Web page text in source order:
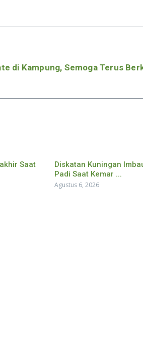
di Kampung, Semoga Terus
Saat
Diskatan Kuningan
Padi Saat Kemar ...
Agustus 6, 2026